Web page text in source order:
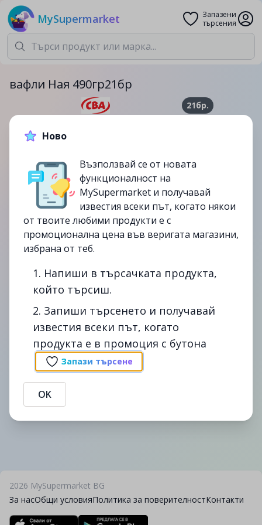
MySupermarket
Запазени
търсения
вафли Ная 490гр21бр
21бр.
4.87лв.
02/07
СподелиСигнал
Промоции на вафли Ная 490гр21бр в cba. Сравни цените на
вафли Ная 490гр21бр в България - спести време и пари с
помощта на mysupermarket.bg
Предоставената информация е публична. В случай, че
никого.
2026 MySupermarket BG
За насОбщи условияПолитика за поверителностКонтакти
Ново
Възползвай се от новата
функционалност на
MySupermarket и получавай
известия всеки път, когато някои
от твоите любими продукти е с
промоционална цена във веригата магазини,
избрана от теб.
1. Напиши в търсачката продукта,
който търсиш.
2. Запиши търсенето и получавай
известия всеки път, когато
продукта е в промоция с бутона
Запази търсене
OK